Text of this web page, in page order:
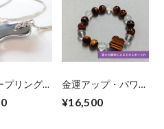
プリング
タイプ
金運アップ・パワー
ト（富士川碧砂によ
¥16,500